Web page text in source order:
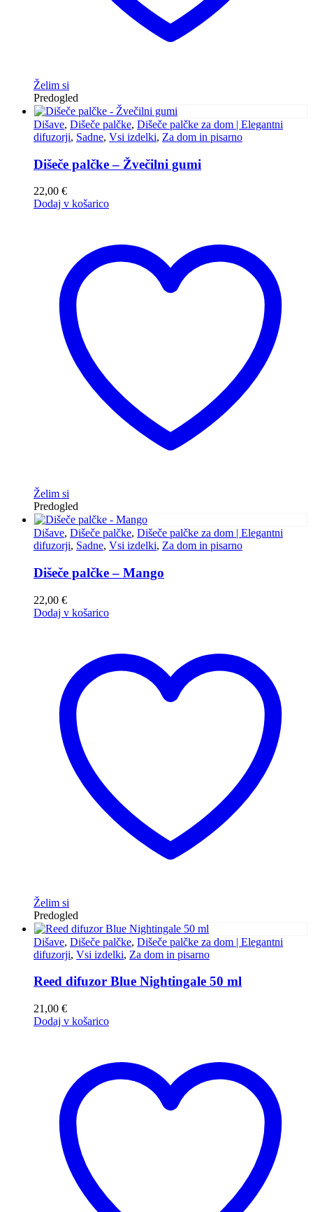
Želim si
Predogled
Dišave, Dišeče palčke, Dišeče palčke za dom | Elegantni
difuzorji, Sadne, Vsi izdelki, Za dom in pisarno
Dišeče palčke – Žvečilni gumi
22,00 €
Dodaj v košarico
Želim si
Predogled
Dišave, Dišeče palčke, Dišeče palčke za dom | Elegantni
difuzorji, Sadne, Vsi izdelki, Za dom in pisarno
Dišeče palčke – Mango
22,00 €
Dodaj v košarico
Želim si
Predogled
Dišave, Dišeče palčke, Dišeče palčke za dom | Elegantni
difuzorji, Vsi izdelki, Za dom in pisarno
Reed difuzor Blue Nightingale 50 ml
21,00 €
Dodaj v košarico